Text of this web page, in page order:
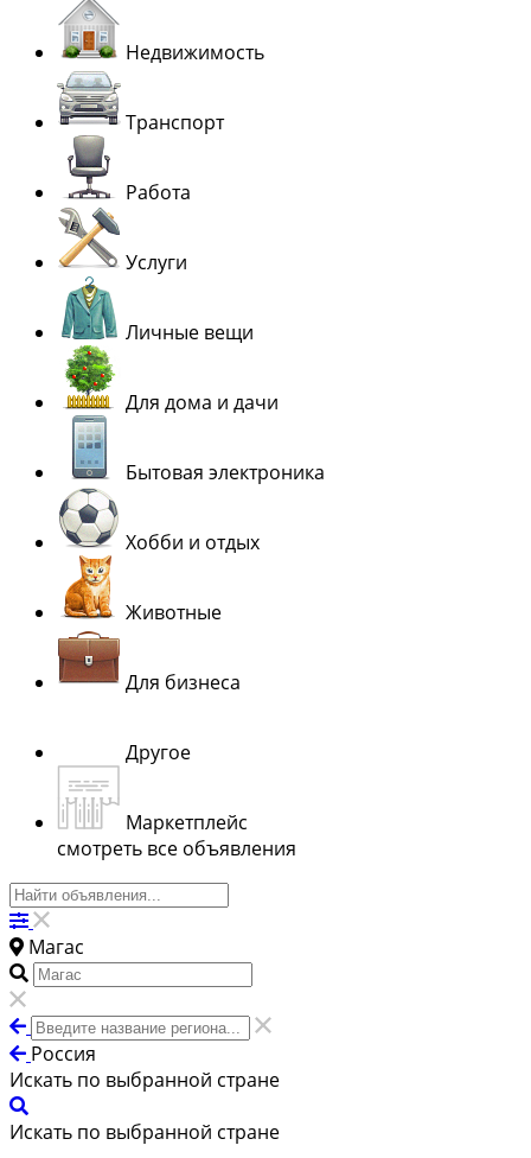
Недвижимость
Транспорт
Работа
Услуги
Личные вещи
Для дома и дачи
Бытовая электроника
Хобби и отдых
Животные
Для бизнеса
Другое
Маркетплейс
смотреть все объявления
Магас
Россия
Искать по выбранной стране
Искать по выбранной стране